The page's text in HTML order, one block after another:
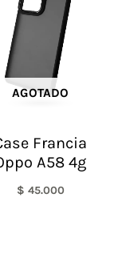
AGOTADO
Francia
A58 4g
$ 45.000